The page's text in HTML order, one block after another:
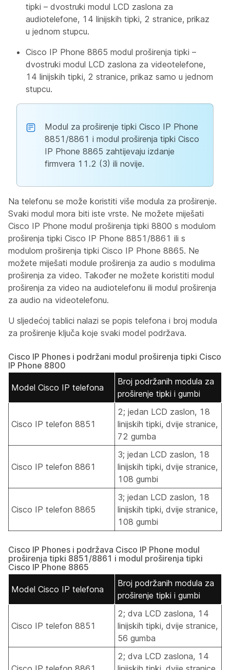
tipki – dvostruki modul LCD zaslona za
audiotelefone, 14 linijskih tipki, 2 stranice, prikaz
u jednom stupcu.
Cisco IP Phone 8865 modul proširenja tipki –
dvostruki modul LCD zaslona za videotelefone,
14 linijskih tipki, 2 stranice, prikaz samo u jednom
stupcu.
Modul za proširenje tipki Cisco IP Phone
8851/8861 i modul proširenja tipki Cisco
IP Phone 8865 zahtijevaju izdanje
firmvera 11.2 (3) ili novije.
Na telefonu se može koristiti više modula za proširenje.
Svaki modul mora biti iste vrste. Ne možete miješati
Cisco IP Phone modul proširenja tipki 8800 s modulom
proširenja tipki Cisco IP Phone 8851/8861 ili s
modulom proširenja tipki Cisco IP Phone 8865. Ne
možete miješati module proširenja za audio s modulima
proširenja za video. Također ne možete koristiti modul
proširenja za video na audiotelefonu ili modul proširenja
za audio na videotelefonu.
U sljedećoj tablici nalazi se popis telefona i broj modula
za proširenje ključa koje svaki model podržava.
Cisco IP Phones i podržani modul proširenja tipki Cisco
IP Phone 8800
Model Cisco IP telefona
Broj podržanih modula za
proširenje tipki i gumbi
Cisco IP telefon 8851
2; jedan LCD zaslon, 18
linijskih tipki, dvije stranice,
72 gumba
Cisco IP telefon 8861
3; jedan LCD zaslon, 18
linijskih tipki, dvije stranice,
108 gumbi
Cisco IP telefon 8865
3; jedan LCD zaslon, 18
linijskih tipki, dvije stranice,
108 gumbi
Cisco IP Phones i podržava Cisco IP Phone modul
proširenja tipki 8851/8861 i modul proširenja tipki
Cisco IP Phone 8865
Model Cisco IP telefona
Broj podržanih modula za
proširenje tipki i gumbi
Cisco IP telefon 8851
2; dva LCD zaslona, 14
linijskih tipki, dvije stranice,
56 gumba
2; dva LCD zaslona, 14